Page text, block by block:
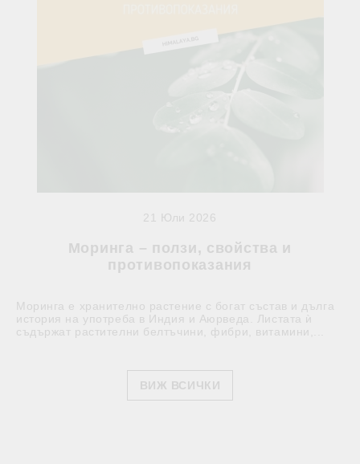
Моринга – ползи, свойства и
противопоказания
21 Юли 2026
Моринга е хранително растение с богат състав и дълга
история на употреба в Индия и Аюрведа. Листата ѝ
съдържат растителни белтъчини, фибри, витамини,...
ВИЖ ВСИЧКИ